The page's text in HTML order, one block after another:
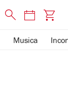
Musica